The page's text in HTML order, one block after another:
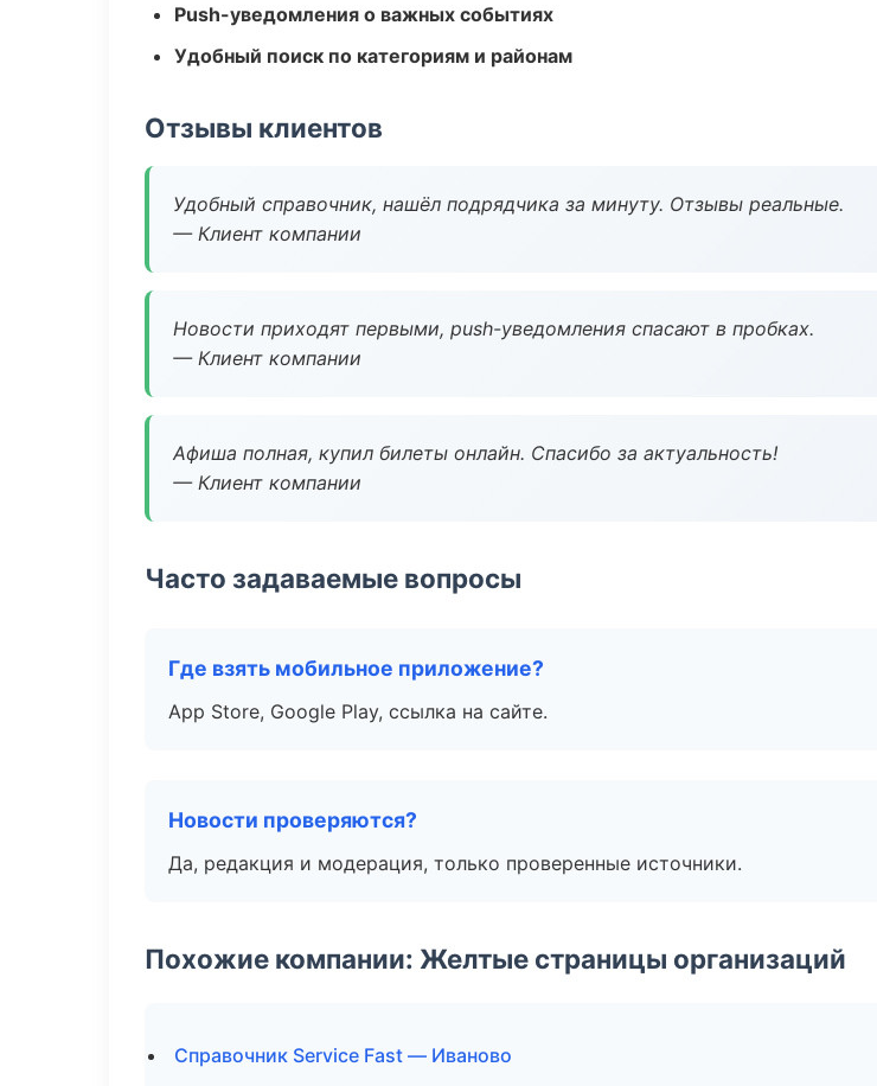
Push-уведомления о важных событиях
Удобный поиск по категориям и районам
Отзывы клиентов
Удобный справочник, нашёл подрядчика за минуту. Отзывы реальные.
— Клиент компании
Новости приходят первыми, push-уведомления спасают в пробках.
— Клиент компании
Афиша полная, купил билеты онлайн. Спасибо за актуальность!
— Клиент компании
Часто задаваемые вопросы
Где взять мобильное приложение?
App Store, Google Play, ссылка на сайте.
Новости проверяются?
Да, редакция и модерация, только проверенные источники.
Похожие компании: Желтые страницы организаций
Справочник Service Fast — Иваново